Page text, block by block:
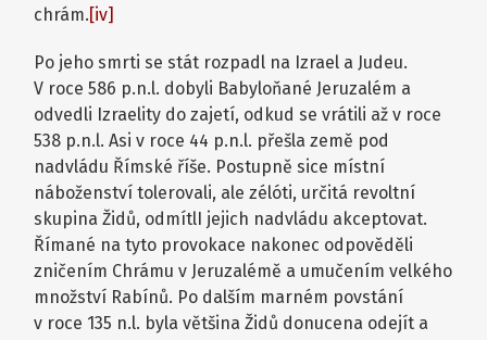
chrám.[iv]
Po jeho smrti se stát rozpadl na Izrael a Judeu.
V roce 586 p.n.l. dobyli Babyloňané Jeruzalém a
odvedli Izraelity do zajetí, odkud se vrátili až v roce
538 p.n.l. Asi v roce 44 p.n.l. přešla země pod
nadvládu Římské říše. Postupně sice místní
náboženství tolerovali, ale zélóti, určitá revoltní
skupina Židů, odmítlI jejich nadvládu akceptovat.
Římané na tyto provokace nakonec odpověděli
zničením Chrámu v Jeruzalémě a umučením velkého
množství Rabínů. Po dalším marném povstání
v roce 135 n.l. byla většina Židů donucena odejít a